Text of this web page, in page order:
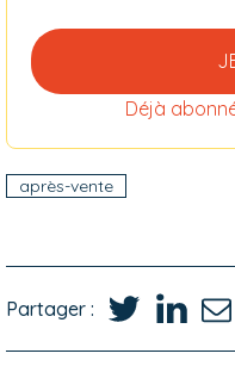
Déjà
après-vente
Partager :